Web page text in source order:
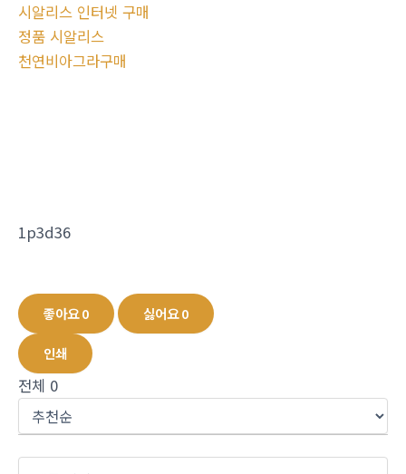
시알리스 인터넷 구매
정품 시알리스
천연비아그라구매
1p3d36
좋아요0 싫어요0
인쇄
전체 0